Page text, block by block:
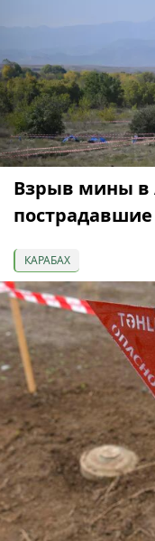
Взрыв мины в
пострадавшие
КАРАБАХ